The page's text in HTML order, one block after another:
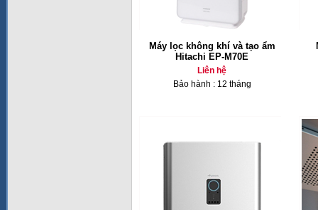
Máy lọc không khí và tạo ẩm
Hitachi EP-M70E
Liên hệ
Bảo hành : 12 tháng